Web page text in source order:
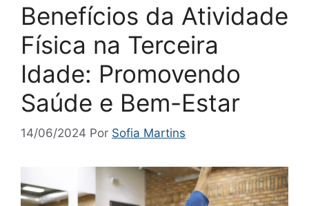
Benefícios da Atividade
Física na Terceira
Idade: Promovendo
Saúde e Bem-Estar
14/06/2024 Por Sofia Martins